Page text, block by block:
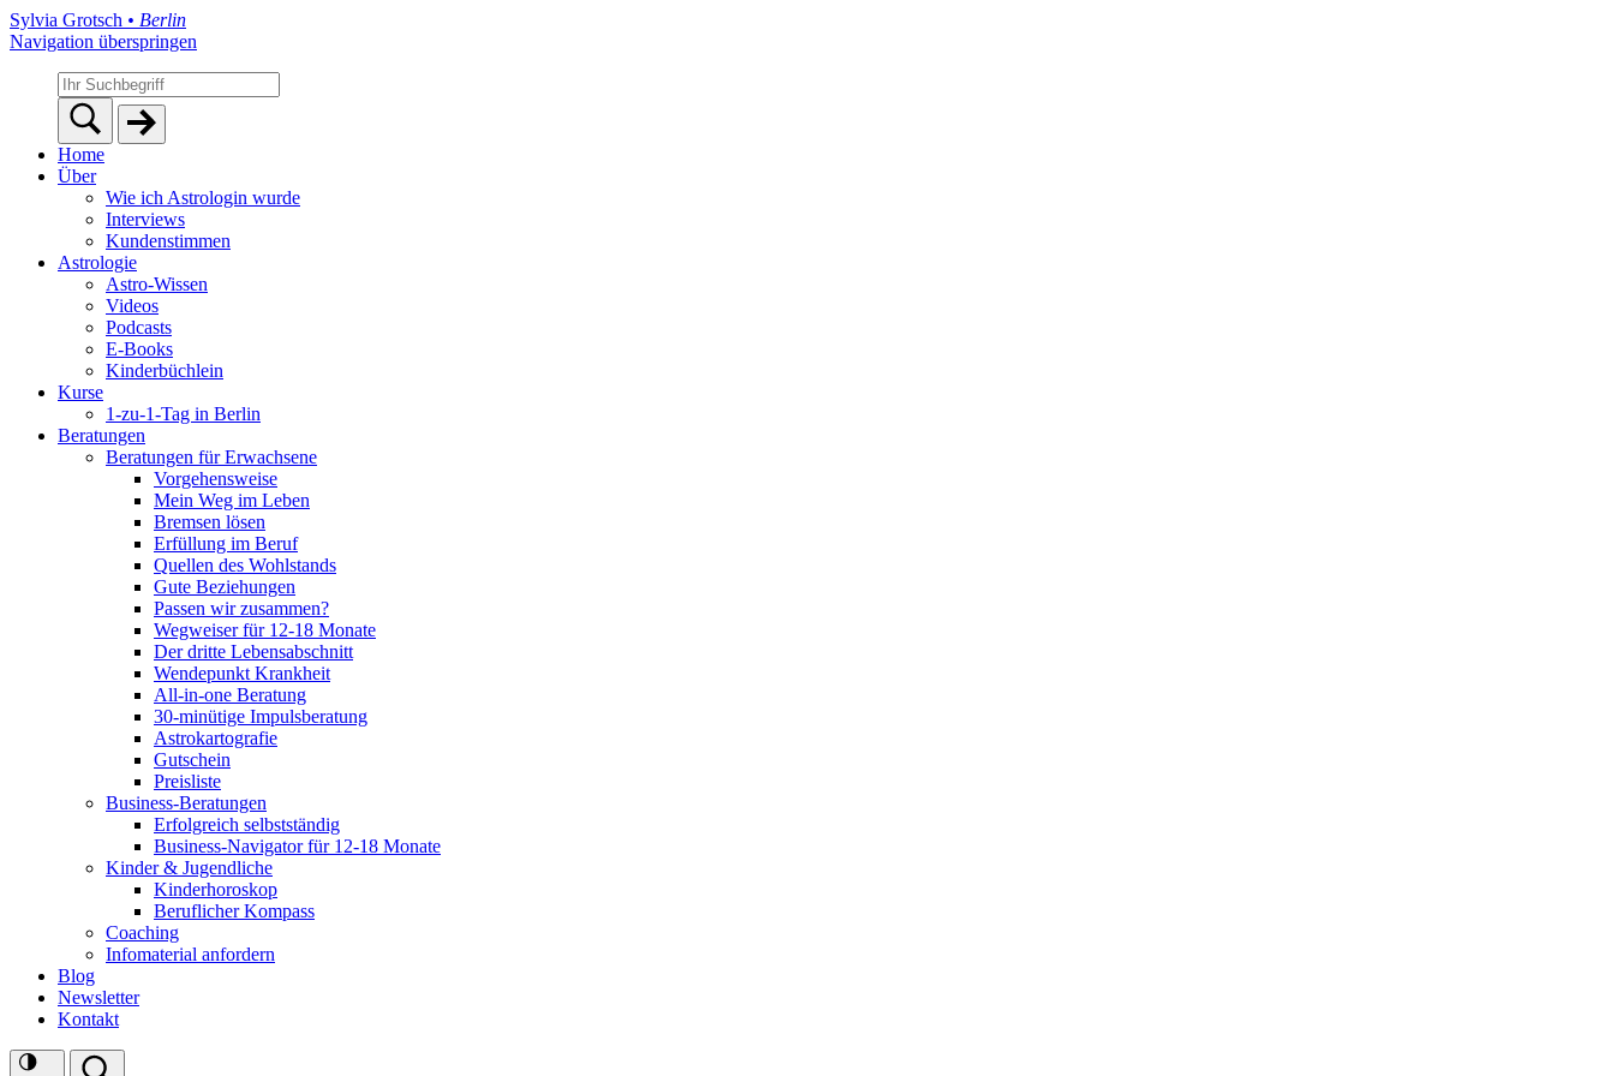
Sylvia Grotsch • Berlin
Navigation überspringen
Home
Über
Wie ich Astrologin wurde
Interviews
Kundenstimmen
Astrologie
Astro-Wissen
Videos
Podcasts
E-Books
Kinderbüchlein
Kurse
1-zu-1-Tag in Berlin
Beratungen
Beratungen für Erwachsene
Vorgehensweise
Mein Weg im Leben
Bremsen lösen
Erfüllung im Beruf
Quellen des Wohlstands
Gute Beziehungen
Passen wir zusammen?
Wegweiser für 12-18 Monate
Der dritte Lebensabschnitt
Wendepunkt Krankheit
All-in-one Beratung
30-minütige Impulsberatung
Astrokartografie
Gutschein
Preisliste
Business-Beratungen
Erfolgreich selbstständig
Business-Navigator für 12-18 Monate
Kinder & Jugendliche
Kinderhoroskop
Beruflicher Kompass
Coaching
Infomaterial anfordern
Blog
Newsletter
Kontakt